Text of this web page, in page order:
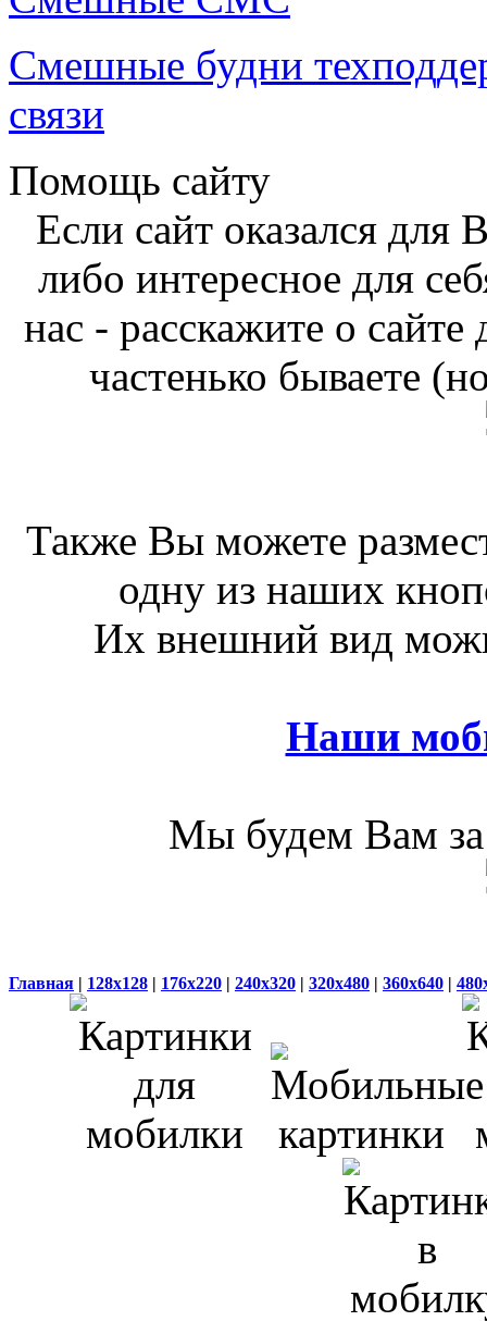
Смешные будни
связи
Помощь сайту
Если сайт оказался
либо интересное для
нас - расскажите о
частенько бываете
Также Вы можете
одну из наших
Их внешний вид
Наши
Мы будем Вам за
Главная | 128x128 | 176x220 | 240x320 | 320x480 | 360x640 |